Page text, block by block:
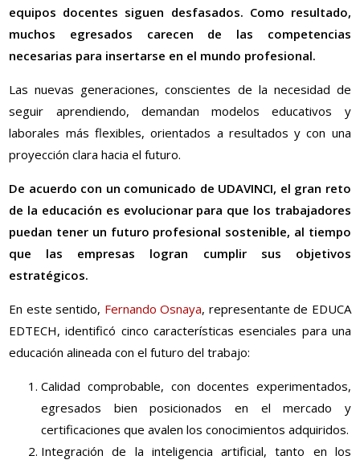
equipos docentes siguen desfasados. Como resultado,
muchos egresados carecen de las competencias
necesarias para insertarse en el mundo profesional.
Las nuevas generaciones, conscientes de la necesidad de
seguir aprendiendo, demandan modelos educativos y
laborales más flexibles, orientados a resultados y con una
proyección clara hacia el futuro.
De acuerdo con un comunicado de UDAVINCI, el gran reto
de la educación es evolucionar para que los trabajadores
puedan tener un futuro profesional sostenible, al tiempo
que las empresas logran cumplir sus objetivos
estratégicos.
En este sentido, Fernando Osnaya, representante de EDUCA
EDTECH, identificó cinco características esenciales para una
educación alineada con el futuro del trabajo:
Calidad comprobable, con docentes experimentados,
egresados bien posicionados en el mercado y
certificaciones que avalen los conocimientos adquiridos.
Integración de la inteligencia artificial, tanto en los